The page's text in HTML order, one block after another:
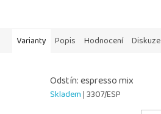
Varianty Popis Hodnocení Diskuze
Odstín: espresso mix
Skladem| 3307/ESP